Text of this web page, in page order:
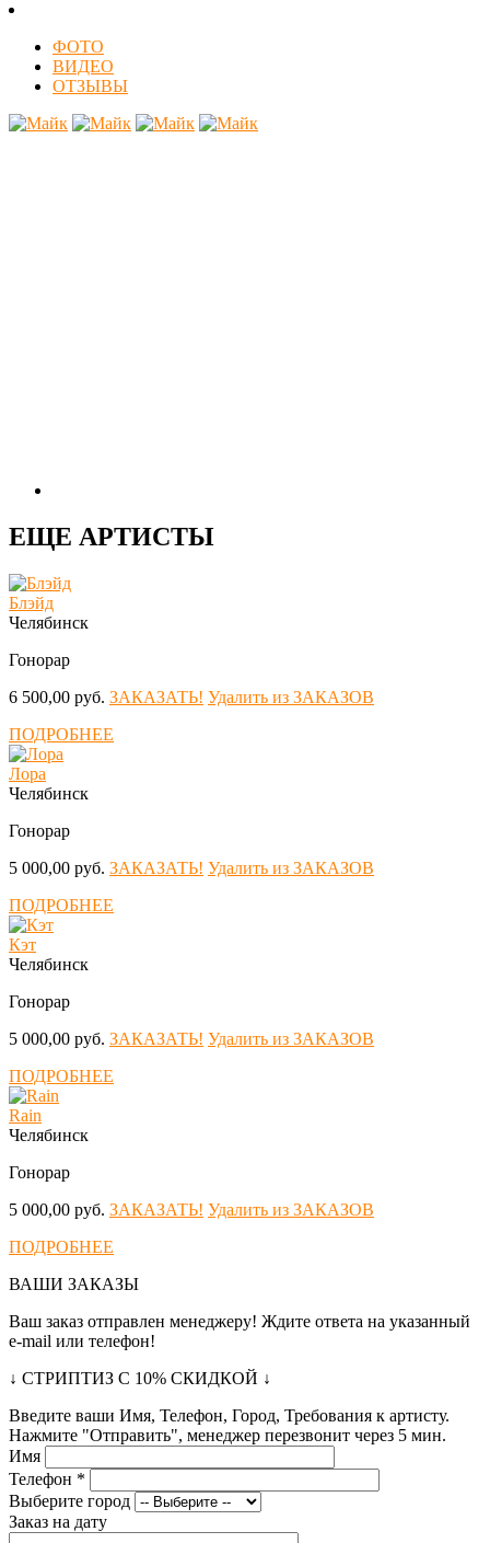
ФОТО
ВИДЕО
ОТЗЫВЫ
ЕЩЕ АРТИСТЫ
Блэйд
Челябинск
Гонорар
6 500,00 руб. ЗАКАЗАТЬ! Удалить из ЗАКАЗОВ
ПОДРОБНЕЕ
Лора
Челябинск
Гонорар
5 000,00 руб. ЗАКАЗАТЬ! Удалить из ЗАКАЗОВ
ПОДРОБНЕЕ
Кэт
Челябинск
Гонорар
5 000,00 руб. ЗАКАЗАТЬ! Удалить из ЗАКАЗОВ
ПОДРОБНЕЕ
Rain
Челябинск
Гонорар
5 000,00 руб. ЗАКАЗАТЬ! Удалить из ЗАКАЗОВ
ПОДРОБНЕЕ
ВАШИ ЗАКАЗЫ
Ваш заказ отправлен менеджеру! Ждите ответа на указанный
e-mail или телефон!
↓ СТРИПТИЗ С 10% СКИДКОЙ ↓
Введите ваши Имя, Телефон, Город, Требования к артисту.
Нажмите "Отправить", менеджер перезвонит через 5 мин.
Имя
Телефон *
Выберите город
Заказ на дату